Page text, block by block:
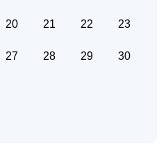
20 21 22 23
27 28 29 30